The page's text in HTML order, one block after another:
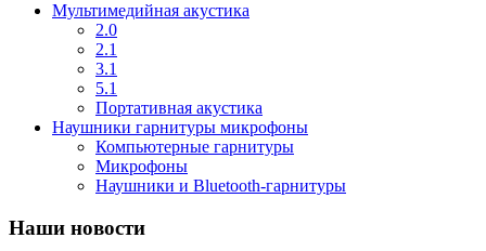
Мультимедийная акустика
2.0
2.1
3.1
5.1
Портативная акустика
Наушники гарнитуры микрофоны
Компьютерные гарнитуры
Микрофоны
Наушники и Bluetooth-гарнитуры
Наши новости